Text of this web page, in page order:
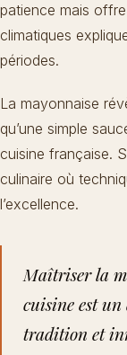
patience mais
climatiques
périodes.
La mayonnaise
qu’une simple
cuisine française.
culinaire où
l’excellence.
Maîtriser la
cuisine est
tradition et